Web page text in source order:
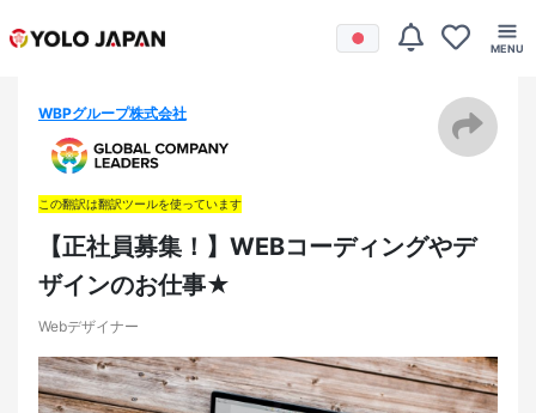
WBPグループ株式会社
この翻訳は翻訳ツールを使っています
【正社員募集！】WEBコーディングやデ
ザインのお仕事★
Webデザイナー